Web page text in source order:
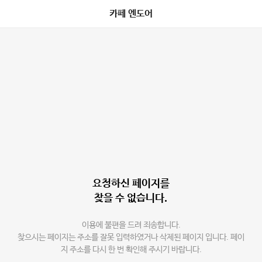
카페 엔도어
요청하신 페이지를
찾을 수 없습니다.
이용에 불편을 드려 죄송합니다.
찾으시는 페이지는 주소를 잘못 입력하였거나 삭제된 페이지 입니다. 페이
지 주소를 다시 한 번 확인해 주시기 바랍니다.